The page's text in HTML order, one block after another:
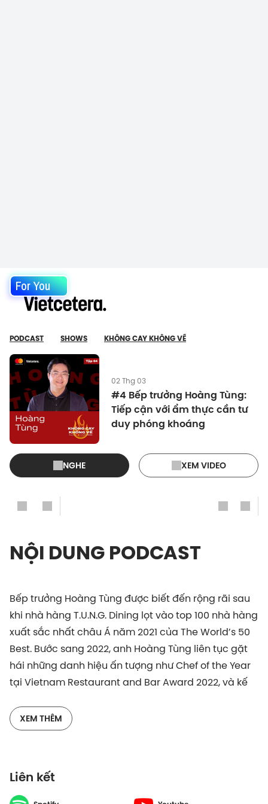
For You
PODCAST SHOWS KHÔNG CAY KHÔNG VỀ
02 Thg 03
#4 Bếp trưởng Hoàng Tùng:
Tiếp cận với ẩm thực cần tư
duy phóng khoáng
NGHE XEM VIDEO
NỘI DUNG PODCAST
Bếp trưởng Hoàng Tùng được biết đến rộng rãi sau
khi nhà hàng T.U.N.G. Dining lọt vào top 100 nhà hàng
xuất sắc nhất châu Á năm 2021 của The World’s 50
Best. Bước sang 2022, anh Hoàng Tùng liên tục gặt
hái những danh hiệu ấn tượng như Chef of the Year
tại Vietnam Restaurant and Bar Award 2022, và kế
Để đạt được những thành tựu đáng ngưỡng mộ
luyện, thêm vào đó là sự liều lĩnh trong quyết định
chọn hướng đi vô cùng mới lạ tại Việt Nam: tasting
XEM THÊM
Liên kết